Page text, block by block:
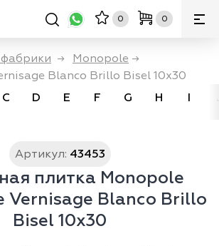
0 0
→ Monopole →
Blanco Brillo Bisel 10x30
C D E F G H I
Артикул: 43453
плитка Monopole
Vernisage Blanco Brillo
Bisel 10x30